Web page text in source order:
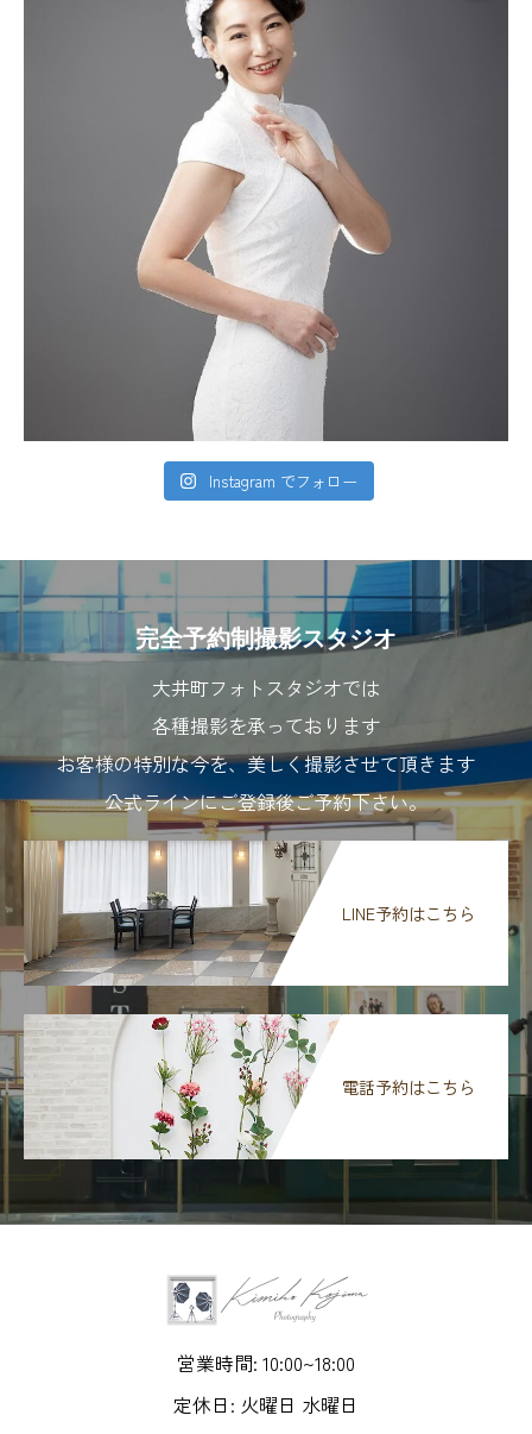
Instagram でフォロー
完全予約制撮影スタジオ
大井町フォトスタジオでは
各種撮影を承っております
お客様の特別な今を、美しく撮影させて頂きます
公式ラインにご登録後ご予約下さい。
LINE予約はこちら
電話予約はこちら
営業時間: 10:00~18:00
定休日: 火曜日 水曜日